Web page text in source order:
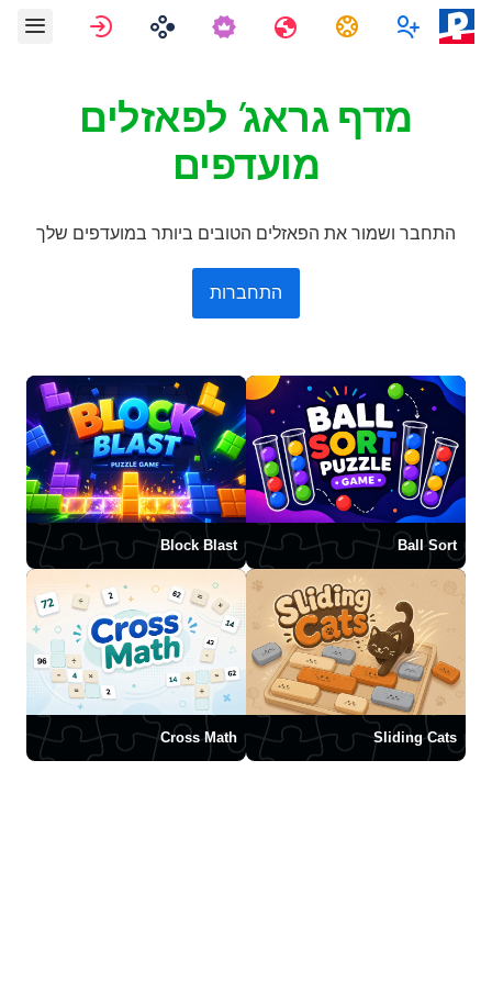
מרובה משתתפים
משימות נסיעות התחברות
מדף גראג' לפאזלים
מועדפים
התחבר ושמור את הפאזלים הטובים ביותר במועדפים שלך
התחברות
Ball Sort
Block Blast
Sliding Cats
Cross Math